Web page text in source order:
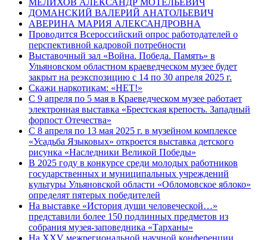
МЕЛИХОВ АЛЕКСАНДР МОТЕЛЬЕВИЧ
ДОМАНСКИЙ ВАЛЕРИЙ АНАТОЛЬЕВИЧ
АВЕРИНА МАРИЯ АЛЕКСАНДРОВНА
Проводится Всероссийский опрос работодателей о
перспективной кадровой потребности
Выставочный зал «Война. Победа. Память» в
Ульяновском областном краеведческом музее будет
закрыт на реэкспозицию с 14 по 30 апреля 2025 г.
Скажи наркотикам: «НЕТ!»
С 9 апреля по 5 мая в Краеведческом музее работает
электронная выставка «Брестская крепость. Западный
форпост Отечества»
С 8 апреля по 13 мая 2025 г. в музейном комплексе
«Усадьба Языковых» откроется выставка детского
рисунка «Наследники Великой Победы»
В 2025 году в конкурсе среди молодых работников
государственных и муниципальных учреждений
культуры Ульяновской области «Обломовское яблоко»
определят пятерых победителей
На выставке «История души человеческой…»
представили более 150 подлинных предметов из
собрания музея-заповедника «Тарханы»
На XXV межрегиональной научной конференции